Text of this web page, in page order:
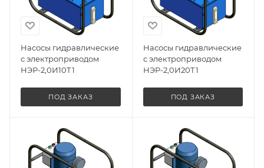
Насосы гидравлические
с электроприводом
НЭР-2,0И10Т1
ПОД ЗАКАЗ
Насосы гидравлические
с электроприводом
НЭР-2,0И20Т1
ПОД ЗАКАЗ